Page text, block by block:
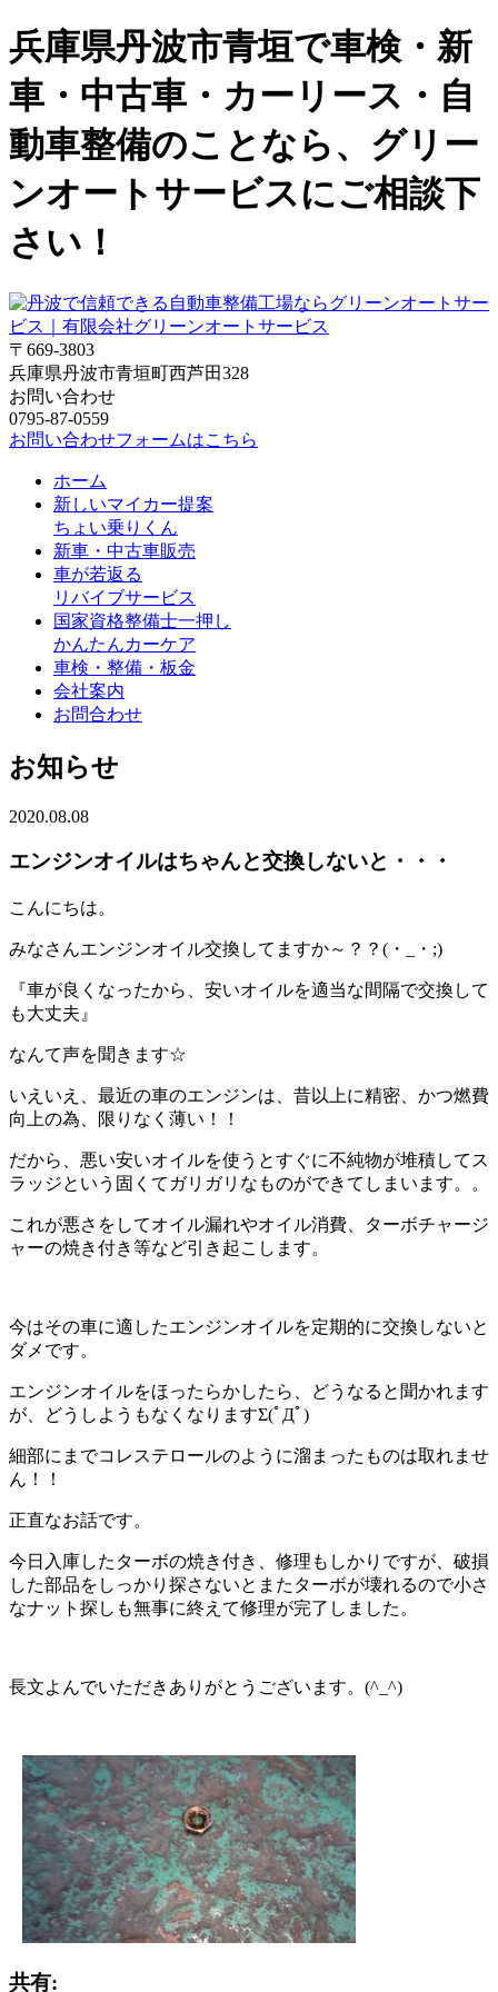
兵庫県丹波市青垣で車検・新
車・中古車・カーリース・自
動車整備のことなら、グリー
ンオートサービスにご相談下
さい！
〒669-3803
兵庫県丹波市青垣町西芦田328
お問い合わせ
0795-87-0559
お問い合わせフォームはこちら
ホーム
新しいマイカー提案
ちょい乗りくん
新車・中古車販売
車が若返る
リバイブサービス
国家資格整備士一押し
かんたんカーケア
車検・整備・板金
会社案内
お問合わせ
お知らせ
2020.08.08
エンジンオイルはちゃんと交換しないと・・・
こんにちは。
みなさんエンジンオイル交換してますか～？？(・_・;)
『車が良くなったから、安いオイルを適当な間隔で交換して
も大丈夫』
なんて声を聞きます☆
いえいえ、最近の車のエンジンは、昔以上に精密、かつ燃費
向上の為、限りなく薄い！！
だから、悪い安いオイルを使うとすぐに不純物が堆積してス
ラッジという固くてガリガリなものができてしまいます。。
これが悪さをしてオイル漏れやオイル消費、ターボチャージ
ャーの焼き付き等など引き起こします。
今はその車に適したエンジンオイルを定期的に交換しないと
ダメです。
エンジンオイルをほったらかしたら、どうなると聞かれます
が、どうしようもなくなりますΣ(ﾟДﾟ)
細部にまでコレステロールのように溜まったものは取れませ
ん！！
正直なお話です。
今日入庫したターボの焼き付き、修理もしかりですが、破損
した部品をしっかり探さないとまたターボが壊れるので小さ
なナット探しも無事に終えて修理が完了しました。
長文よんでいただきありがとうございます。(^_^)
共有: